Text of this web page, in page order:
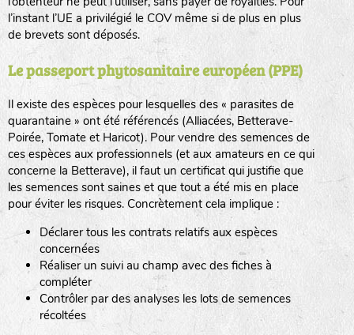
l’instant l’UE a privilégié le COV même si de plus en plus
de brevets sont déposés.
Le passeport phytosanitaire européen (PPE)
Il existe des espèces pour lesquelles des « parasites de
quarantaine » ont été référencés (Alliacées, Betterave-
Poirée, Tomate et Haricot). Pour vendre des semences de
ces espèces aux professionnels (et aux amateurs en ce qui
concerne la Betterave), il faut un certificat qui justifie que
les semences sont saines et que tout a été mis en place
pour éviter les risques. Concrètement cela implique :
Déclarer tous les contrats relatifs aux espèces
concernées
Réaliser un suivi au champ avec des fiches à
compléter
Contrôler par des analyses les lots de semences
récoltées